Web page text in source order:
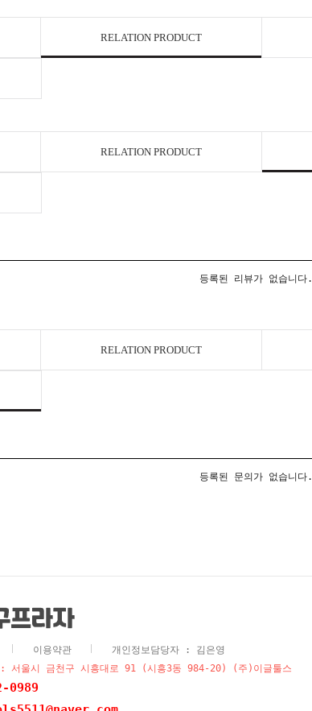
RELATION PRODUCT
RELATION PRODUCT
등록된 리뷰가 없습니다.
RELATION PRODUCT
등록된 문의가 없습니다.
이용약관
개인정보담당자 : 김은영
서울시 금천구 시흥대로 91 (시흥3동 984-20) (주)이글툴스
0989